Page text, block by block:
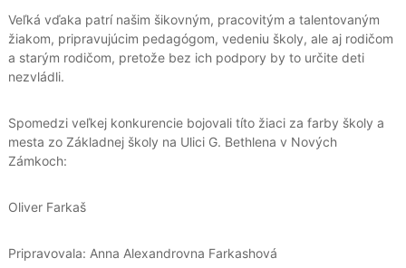
Veľká vďaka patrí našim šikovným, pracovitým a talentovaným
žiakom, pripravujúcim pedagógom, vedeniu školy, ale aj rodičom
a starým rodičom, pretože bez ich podpory by to určite deti
nezvládli.
Spomedzi veľkej konkurencie bojovali títo žiaci za farby školy a
mesta zo Základnej školy na Ulici G. Bethlena v Nových
Zámkoch:
Oliver Farkaš
Pripravovala: Anna Alexandrovna Farkashová